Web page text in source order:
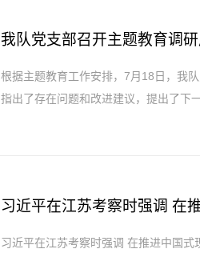
我队党支部召开主题教育调
根据主题教育工作安排，7月18日，我
指出了存在问题和改进建议，提出了下
习近平在江苏考察时强调 在
习近平在江苏考察时强调 在推进中国式现代化中走在前做示范 谱写“强富美高”新江苏现代化建设新篇章 蔡奇陪同考察 中共中央总书记、国家主席、中央军